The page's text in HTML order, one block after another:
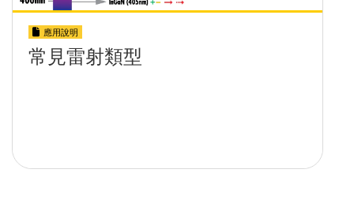
應用說明
常見雷射類型